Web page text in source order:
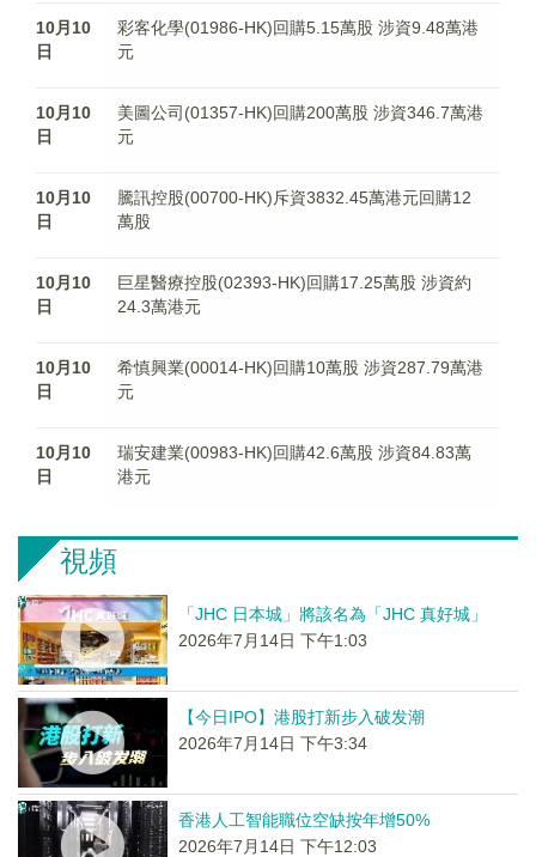
10月10
日
彩客化學(01986-HK)回購5.15萬股 涉資9.48萬港
元
10月10
日
美圖公司(01357-HK)回購200萬股 涉資346.7萬港
元
10月10
日
騰訊控股(00700-HK)斥資3832.45萬港元回購12
萬股
10月10
日
巨星醫療控股(02393-HK)回購17.25萬股 涉資約
24.3萬港元
10月10
日
希慎興業(00014-HK)回購10萬股 涉資287.79萬港
元
10月10
日
瑞安建業(00983-HK)回購42.6萬股 涉資84.83萬
港元
視頻
「JHC 日本城」將該名為「JHC 真好城」
2026年7月14日 下午1:03
【今日IPO】港股打新步入破发潮
2026年7月14日 下午3:34
香港人工智能職位空缺按年增50%
2026年7月14日 下午12:03